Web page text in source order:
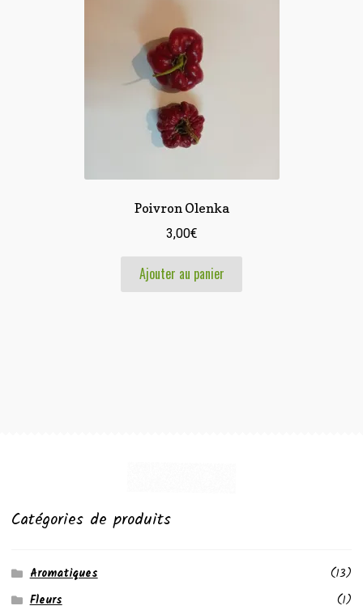
Poivron Olenka
3,00€
Ajouter au panier
Catégories de produits
Aromatiques
(13)
Fleurs
(1)